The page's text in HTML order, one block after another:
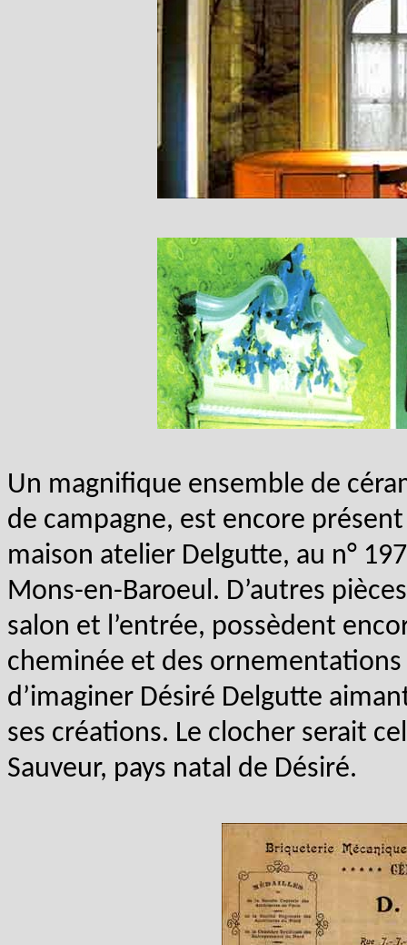
Un magnifique ensemble de
de campagne, est encore
maison atelier Delgutte, au n°
Mons-en-Baroeul. D’autres
salon et l’entrée, possèdent
cheminée et des
d’imaginer Désiré Delgutte
ses créations. Le clocher serait
Sauveur, pays natal de Désiré.